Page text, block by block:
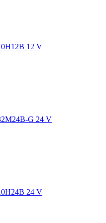
12 V
G 24 V
24 V